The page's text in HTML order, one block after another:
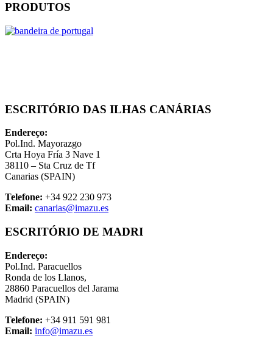
PRODUTOS
ESCRITÓRIO DAS ILHAS CANÁRIAS
Endereço:
Pol.Ind. Mayorazgo
Crta Hoya Fría 3 Nave 1
38110 – Sta Cruz de Tf
Canarias (SPAIN)
Telefone: +34 922 230 973
Email: canarias@imazu.es
ESCRITÓRIO DE MADRI
Endereço:
Pol.Ind. Paracuellos
Ronda de los Llanos,
28860 Paracuellos del Jarama
Madrid (SPAIN)
Telefone: +34 911 591 981
Email: info@imazu.es